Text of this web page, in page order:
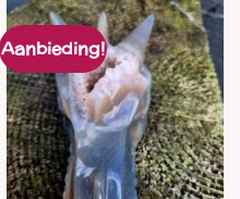
Aanbieding!